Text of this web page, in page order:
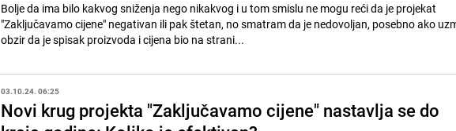
Bolje da ima bilo kakvog sniženja nego nikakvog i u tom smislu ne mogu reći da je projekat
"Zaključavamo cijene" negativan ili pak štetan, no smatram da je nedovoljan, posebno ako
obzir da je spisak proizvoda i cijena bio na strani...
03.10.24. 06:25
Novi krug projekta "Zaključavamo cijene" nastavlja se do